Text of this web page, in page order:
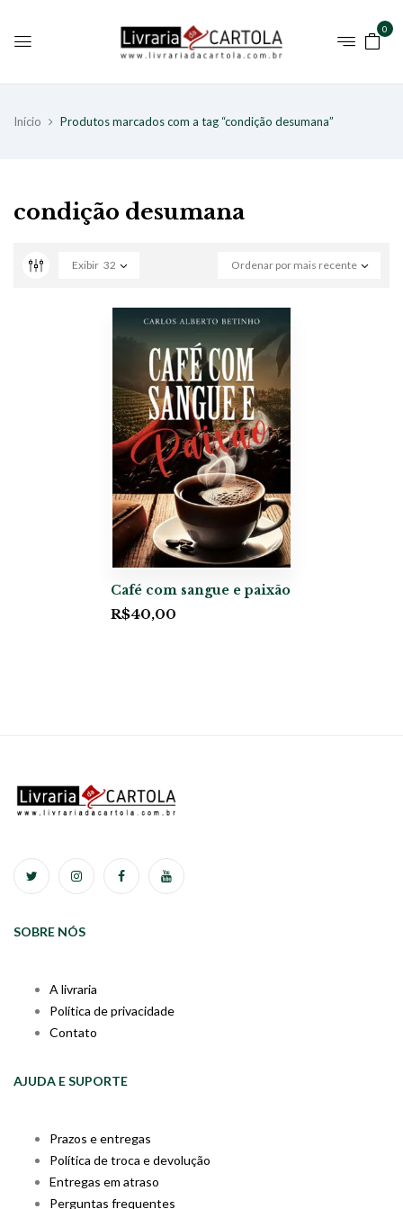
0
Início Produtos marcados com a tag “condição desumana”
condição desumana
Ordenar por mais recente
Exibir 32
Café com sangue e paixão
R$40,00
SOBRE NÓS
A livraria
Política de privacidade
Contato
AJUDA E SUPORTE
Prazos e entregas
Política de troca e devolução
Entregas em atraso
Perguntas frequentes